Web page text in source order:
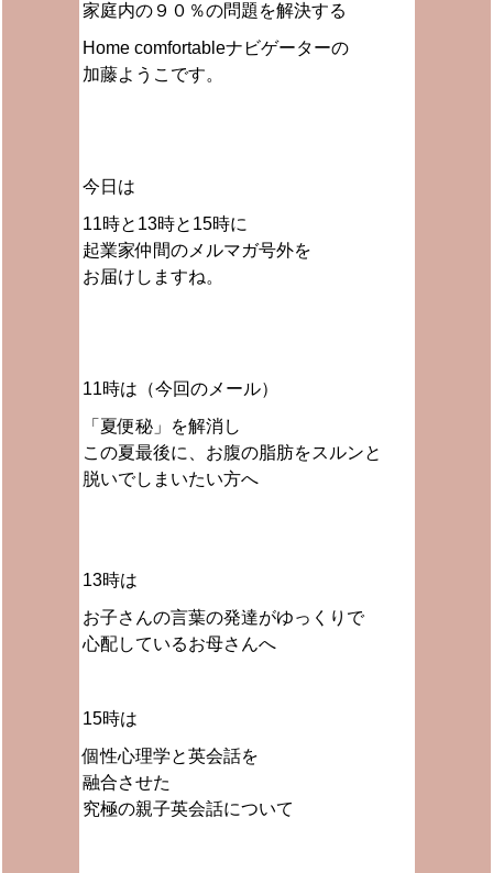
家庭内の９０％の問題を解決する
Home comfortableナビゲーターの
加藤ようこです。
今日は
11時と13時と15時に
起業家仲間のメルマガ号外を
お届けしますね。
11時は（今回のメール）
「夏便秘」を解消し
この夏最後に、お腹の脂肪をスルンと
脱いでしまいたい方へ
13時は
お子さんの言葉の発達がゆっくりで
心配しているお母さんへ
15時は
個性心理学と英会話を
融合させた
究極の親子英会話について